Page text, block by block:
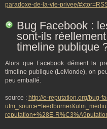
paradoxe-de-la-vie-privee/
Bug Facebook :
sont-ils
timeline publique
Alors que Facebook dément la
timeline publique (LeMonde), on
peu emballé.
source : http://e-reputation.org/bug-
reputation+%28E-